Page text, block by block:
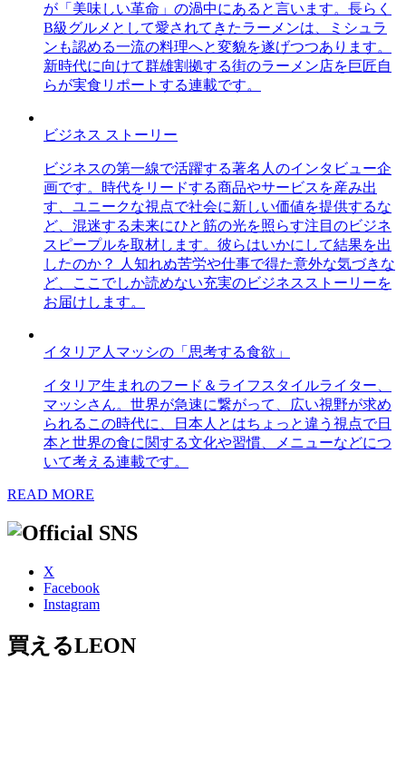
が「美味しい革命」の渦中にあると言います。長らく
B級グルメとして愛されてきたラーメンは、ミシュラ
ンも認める一流の料理へと変貌を遂げつつあります。
新時代に向けて群雄割拠する街のラーメン店を巨匠自
らが実食リポートする連載です。
ビジネス ストーリー
ビジネスの第一線で活躍する著名人のインタビュー企
画です。時代をリードする商品やサービスを産み出
す、ユニークな視点で社会に新しい価値を提供するな
ど、混迷する未来にひと筋の光を照らす注目のビジネ
スピープルを取材します。彼らはいかにして結果を出
したのか？ 人知れぬ苦労や仕事で得た意外な気づきな
ど、ここでしか読めない充実のビジネスストーリーを
お届けします。
イタリア人マッシの「思考する食欲」
イタリア生まれのフード＆ライフスタイルライター、
マッシさん。世界が急速に繋がって、広い視野が求め
られるこの時代に、日本人とはちょっと違う視点で日
本と世界の食に関する文化や習慣、メニューなどにつ
いて考える連載です。
READ MORE
X
Facebook
Instagram
買えるLEON